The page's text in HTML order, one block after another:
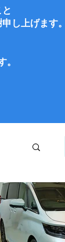
し上げます。
。